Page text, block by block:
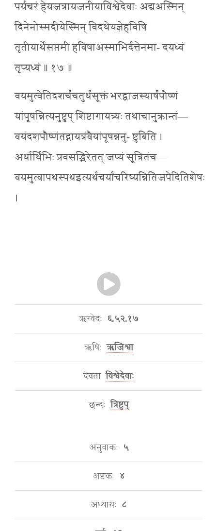
पर्यचरं हेयजत्रायजनीयाविश्वेदेवाः अद्यअस्मिन्
दिनेनोस्मदीयेस्मिन् विदथेयज्ञेहविषि
तृतीयार्थेसप्तमी हविषाअस्माभिर्दत्तेनमा- दयध्वं
तृप्यध्वं ॥ १७ ॥
वयमुत्वेतिदशर्चंचतुर्थंसूक्तं भरद्वाजस्यार्षंपौष्णं
यांपूषन्नित्यनुष्टुप् शिष्टागायत्र्यः तथाचानुक्रान्तं—
वयंदशपौष्णंतद्गायत्रंवैयांपूषन्ननु- ष्टुबिति ।
अर्थार्थिभिः प्रवसद्भिरेतत् जप्यं सूत्रितंच—
वयमुत्वापथस्पथइत्यर्थचर्यांचरिष्यन्नितिजपेदितिशेषः
।
ऋग्वेदः ६.५२.१७
ऋषिः ऋजिश्वा
देवता विश्वेदेवाः
छन्दः त्रिष्टुप्
अनुवाकः ५
अष्टकः ४
अध्यायः ८